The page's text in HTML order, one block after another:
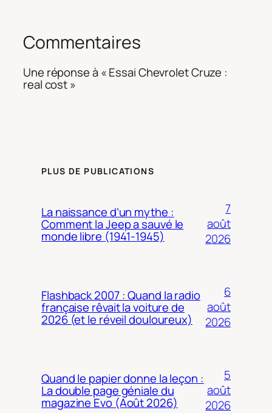
Commentaires
Une réponse à « Essai Chevrolet Cruze :
real cost »
PLUS DE PUBLICATIONS
La naissance d’un mythe :
Comment la Jeep a sauvé le
monde libre (1941-1945)
7
août
2026
Flashback 2007 : Quand la radio
française rêvait la voiture de
2026 (et le réveil douloureux)
6
août
2026
Quand le papier donne la leçon :
La double page géniale du
magazine Evo (Août 2026)
5
août
2026